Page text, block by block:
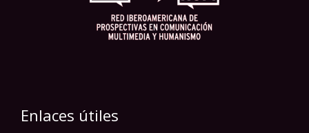
Enlaces útiles